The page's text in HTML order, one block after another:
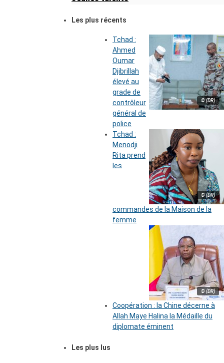
Les plus récents
© (DR)
Tchad :
Ahmed
Oumar
Djibrillah
élevé au
grade de
contrôleur
général de
police
© (DR)
Tchad :
Menodji
Rita prend
les
commandes de la Maison de la
femme
© (DR)
Coopération : la Chine décerne à
Allah Maye Halina la Médaille du
diplomate éminent
Les plus lus